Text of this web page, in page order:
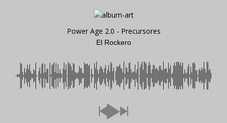
Power Age 2.0 - Precursores
El Rockero